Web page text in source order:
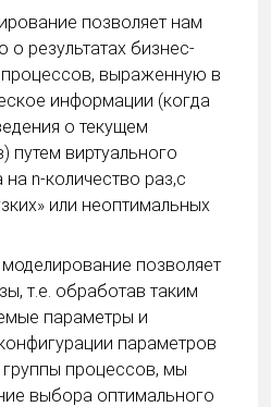
позволяет нам
результатах бизнес-
выраженную в
информации (когда
о текущем
путем виртуального
n-количество раз,с
или неоптимальных
позволяет
т.е. обработав таким
параметры и
параметров
процессов, мы
выбора оптимального